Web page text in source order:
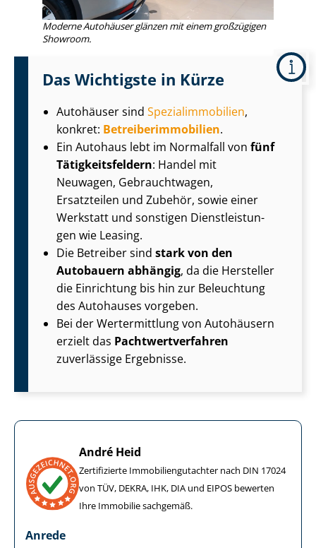
Moderne Autohäuser glänzen mit einem großzügigen
Showroom.
Das Wichtigste in Kürze
Autohäuser sind Spe­zi­al­im­mo­bi­li­en,
konkret: Be­trei­ber­im­mo­bi­li­en.
Ein Autohaus lebt im Normalfall von fünf
Tä­tig­keits­fel­dern: Handel mit
Neuwagen, Gebrauchtwagen,
Ersatzteilen und Zubehör, sowie einer
Werkstatt und sonstigen Dienst­leis­tun­
gen wie Leasing.
Die Betreiber sind stark von den
Autobauern abhängig, da die Hersteller
die Einrichtung bis hin zur Beleuchtung
des Autohauses vorgeben.
Bei der Wertermittlung von Autohäusern
erzielt das Pacht­wert­ver­fah­ren
zuverlässige Ergebnisse.
André Heid
Zertifizierte Im­mo­bi­li­en­gut­ach­ter nach DIN 17024
von TÜV, DEKRA, IHK, DIA und EIPOS bewerten
Ihre Immobilie sachgemäß.
Anrede